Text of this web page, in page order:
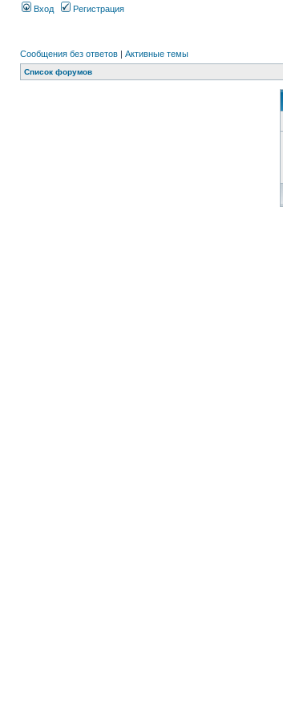
Вход Регистрация
Сообщения без ответов | Активные темы
Список форумов